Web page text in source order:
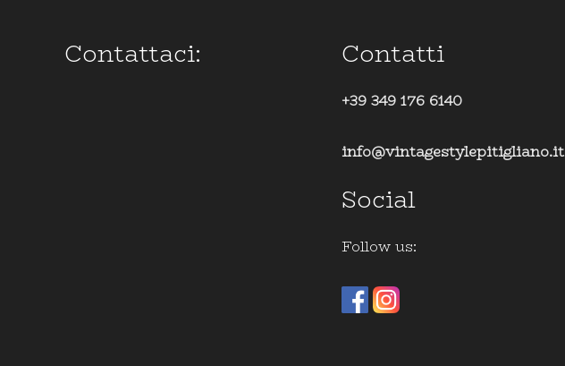
Contattaci: Contatti
+39 349 176 6140
info@vintagestylepitigliano.it
Social
Follow us: